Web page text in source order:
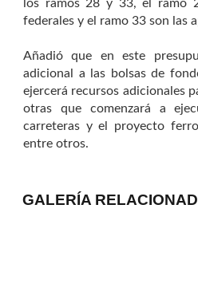
los ramos 28 y 33, el ramo
federales y el ramo 33 son las
Añadió que en este
adicional a las bolsas de
ejercerá recursos adicionales
otras que comenzará a
carreteras y el proyecto
entre otros.
GALERÍA